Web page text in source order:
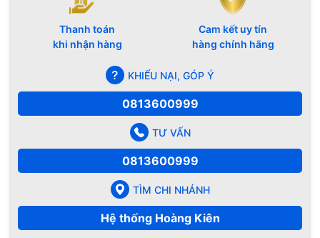
Thanh toán
khi nhận hàng
Cam kết uy tín
hàng chính hãng
KHIẾU NẠI, GÓP Ý
0813600999
TƯ VẤN
0813600999
TÌM CHI NHÁNH
Hệ thống Hoàng Kiên